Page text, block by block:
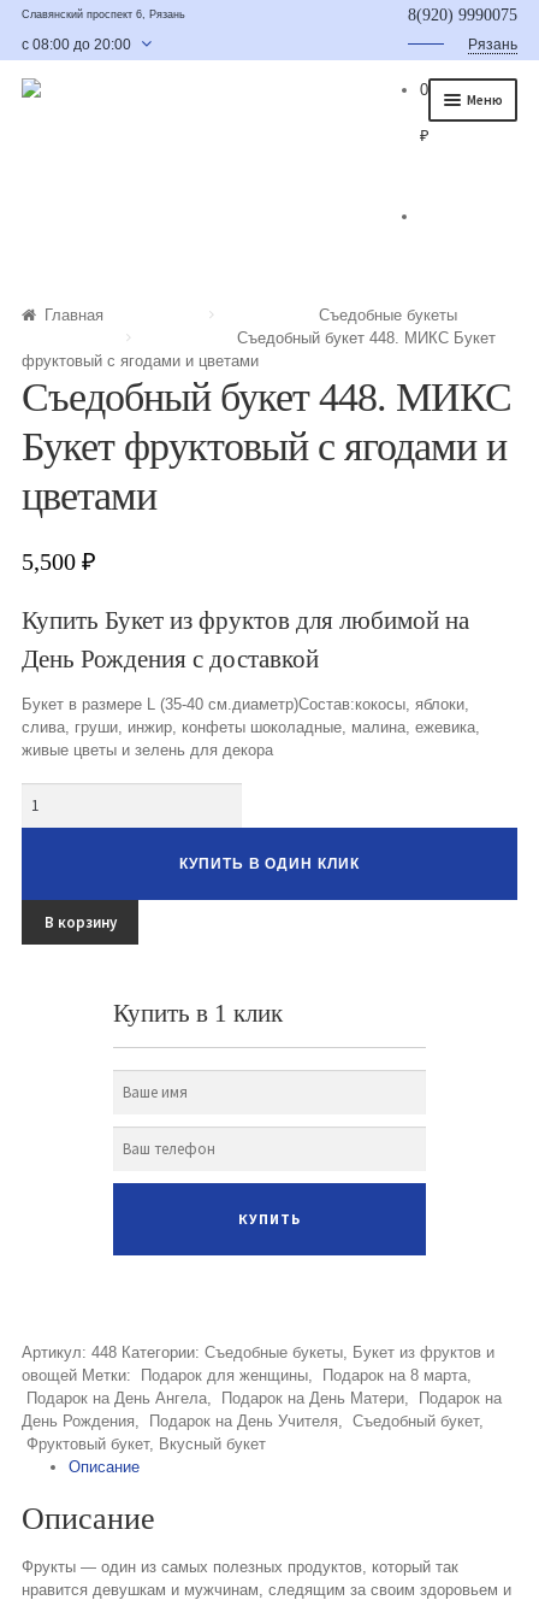
Славянский проспект 6, Рязань
с 08:00 до 20:00
8(920) 9990075
Рязань
Меню
Букет для мужчины
Букет из фруктов и овощей
Сладкие букеты из конфет
Букеты из сухофруктов и орехов
Букеты из клубники и ягод
Детские букеты
Букет учителю
Съедобные Корзины
Букеты из раков и рыбы
0
₽
Главная
Съедобные букеты
Съедобный букет 448. МИКС Букет
фруктовый с ягодами и цветами
Съедобный букет 448. МИКС
Букет фруктовый с ягодами и
цветами
5,500₽
Купить Букет из фруктов для любимой на
День Рождения с доставкой
Букет в размере L (35-40 см.диаметр)Состав:кокосы, яблоки,
слива, груши, инжир, конфеты шоколадные, малина, ежевика,
живые цветы и зелень для декора
КУПИТЬ В ОДИН КЛИК
В корзину
Купить в 1 клик
Артикул:448 Категории:Съедобные букеты, Букет из фруктов и
овощей Метки: Подарок для женщины, Подарок на 8 марта,
Подарок на День Ангела, Подарок на День Матери,
Подарок на
День Рождения, Подарок на День Учителя, Съедобный букет,
Фруктовый букет, Вкусный букет
Описание
Описание
Фрукты — один из самых полезных продуктов, который так
нравится девушкам и мужчинам, следящим за своим здоровьем и